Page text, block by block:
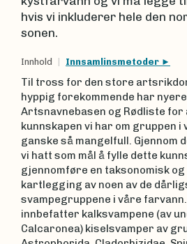
hvis vi inkluderer hele den
sonen.
Innhold Innsamlinsmetoder
Til tross for den store
hyppig forekommende har
Artsnavnebasen og Rødliste
kunnskapen vi har om gruppen
ganske så mangelfull. Gjennom
vi hatt som mål å fylle dette
gjennomføre en taksonomisk
kartlegging av noen av de
svampegruppene i våre
innbefatter kalksvampene (av
Calcaronea) kiselsvamper av